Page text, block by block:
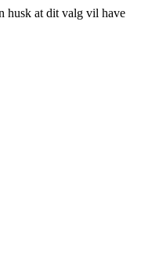
husk at dit valg vil have